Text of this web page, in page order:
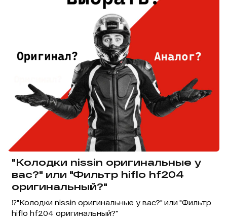
"Колодки nissin оригинальные у
вас?" или "Фильтр hiflo hf204
оригинальный?"
⁉️"Колодки nissin оригинальные у вас?" или "Фильтр
hiflo hf204 оригинальный?"